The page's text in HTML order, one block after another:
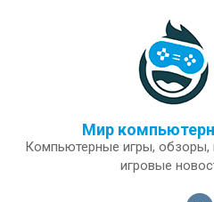
Мир
Компьютерные игры, обзоры,
игровые